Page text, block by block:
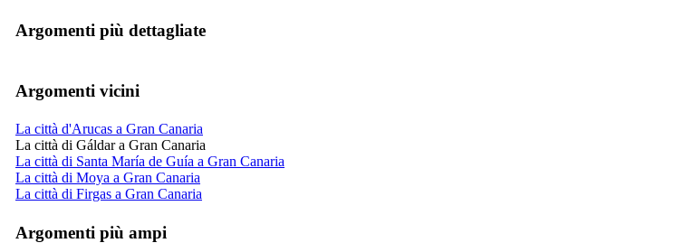
Argomenti più dettagliate
Argomenti vicini
La città d'Arucas a Gran Canaria
La città di Gáldar a Gran Canaria
La città di Santa María de Guía a Gran Canaria
La città di Moya a Gran Canaria
La città di Firgas a Gran Canaria
Argomenti più ampi